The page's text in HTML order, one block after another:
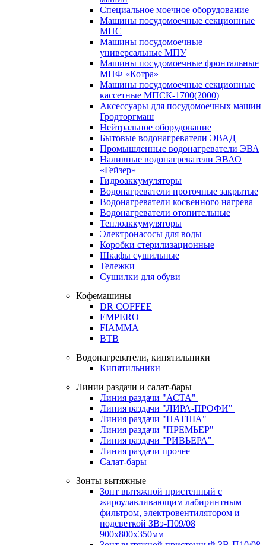
Специальное моечное оборудование
Машины посудомоечные секционные
МПС
Машины посудомоечные
универсальные МПУ
Машины посудомоечные фронтальные
МПФ «Котра»
Машины посудомоечные секционные
кассетные МПСК-1700(2000)
Аксессуары для посудомоечных машин
Гродторгмаш
Нейтральное оборудование
Бытовые водонагреватели ЭВАД
Промышленные водонагреватели ЭВА
Наливные водонагреватели ЭВАО
«Гейзер»
Гидроаккумуляторы
Водонагреватели проточные закрытые
Водонагреватели косвенного нагрева
Водонагреватели отопительные
Теплоаккумуляторы
Электронасосы для воды
Коробки стерилизационные
Шкафы сушильные
Тележки
Сушилки для обуви
Кофемашины
DR COFFEE
EMPERO
FIAMMA
BTB
Водонагреватели, кипятильники
Кипятильники
Линии раздачи и салат-бары
Линия раздачи "АСТА"
Линия раздачи "ЛИРА-ПРОФИ"
Линия раздачи "ПАТША"
Линия раздачи "ПРЕМЬЕР"
Линия раздачи "РИВЬЕРА"
Линия раздачи прочее
Салат-бары
Зонты вытяжные
Зонт вытяжной пристенный с
жироулавливающим лабиринтным
фильтром, электровентилятором и
подсветкой ЗВэ-П09/08
900х800х350мм